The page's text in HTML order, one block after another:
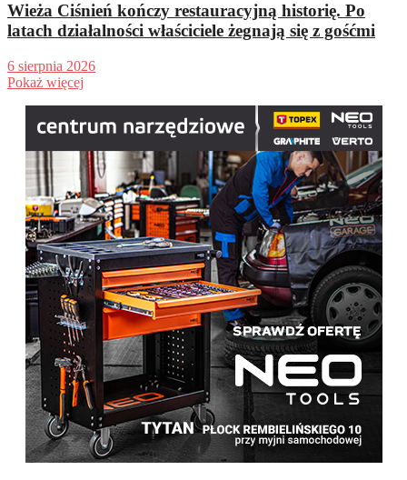
Wieża Ciśnień kończy restauracyjną historię. Po
latach działalności właściciele żegnają się z gośćmi
6 sierpnia 2026
Pokaż więcej